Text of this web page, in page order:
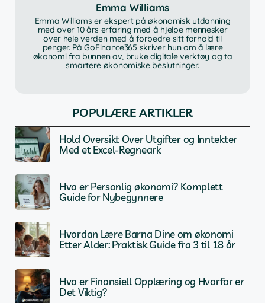
Emma Williams
Emma Williams er ekspert på økonomisk utdanning
med over 10 års erfaring med å hjelpe mennesker
over hele verden med å forbedre sitt forhold til
penger. På GoFinance365 skriver hun om å lære
økonomi fra bunnen av, bruke digitale verktøy og ta
smartere økonomiske beslutninger.
POPULÆRE ARTIKLER
Hold Oversikt Over Utgifter og Inntekter
Med et Excel-Regneark
Hva er Personlig økonomi? Komplett
Guide for Nybegynnere
Hvordan Lære Barna Dine om økonomi
Etter Alder: Praktisk Guide fra 3 til 18 år
Hva er Finansiell Opplæring og Hvorfor er
Det Viktig?